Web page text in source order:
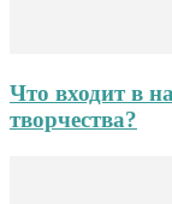
Что входит в
творчества?